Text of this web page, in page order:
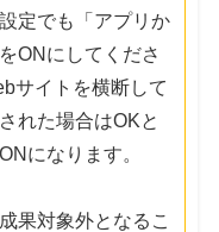
定でも「アプリか
ONにしてくださ
サイトを横断して
れた場合はOKと
になります。
果対象外となるこ